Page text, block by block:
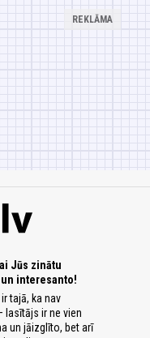
Jūs zinātu
interesanto!
tajā, ka nav
lasītājs ir ne vien
un jāizglīto, bet arī